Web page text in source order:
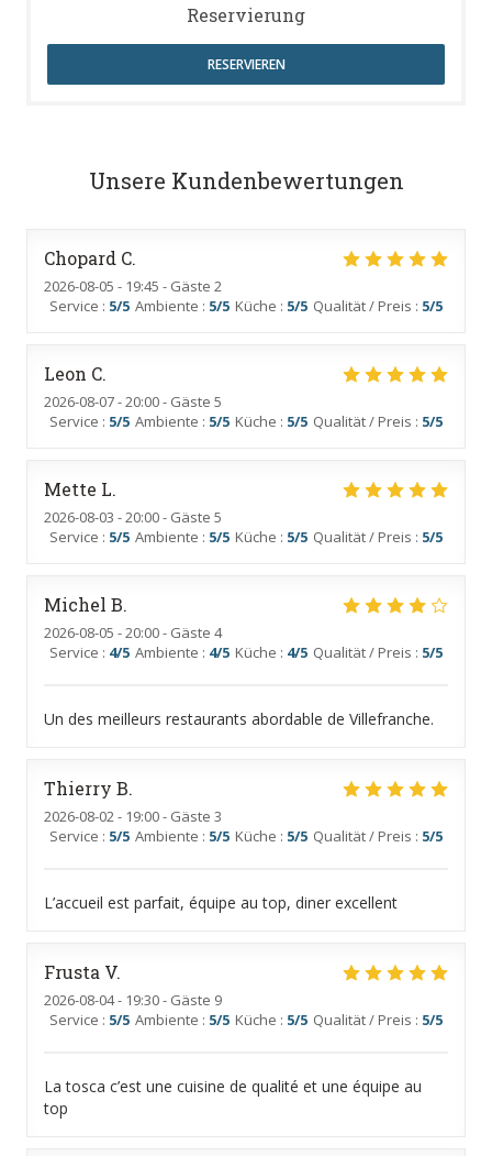
Unsere Kundenbewertungen
Chopard C
2026-08-05 - 19:45 - Gäste 2
Service : 5/5 Ambiente : 5/5 Küche : 5/5 Qualität / Preis : 5/5
Leon C
2026-08-07- 20:00 - Gäste 5
Service : 5/5 Ambiente : 5/5 Küche : 5/5 Qualität / Preis : 5/5
Mette L
2026-08-03 - 20:00 - Gäste 5
Service : 5/5 Ambiente : 5/5 Küche : 5/5 Qualität / Preis : 5/5
Michel B
2026-08-05 - 20:00 - Gäste 4
Service : 4/5 Ambiente : 4/5 Küche : 4/5 Qualität / Preis : 5/5
Un des meilleurs restaurants abordable de Villefranche.
Thierry B
2026-08-02- 19:00 - Gäste 3
Service : 5/5 Ambiente : 5/5 Küche : 5/5 Qualität / Preis : 5/5
L’accueil est parfait, équipe au top, diner excellent
Frusta V
2026-08-04- 19:30 - Gäste 9
Service : 5/5 Ambiente : 5/5 Küche : 5/5 Qualität / Preis : 5/5
La tosca c’est une cuisine de qualité et une équipe au
top
Reservierung
RESERVIEREN